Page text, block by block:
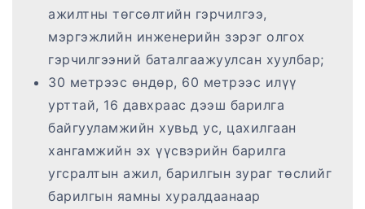
ажилтны төгсөлтийн гэрчилгээ,
мэргэжлийн инженерийн зэрэг олгох
гэрчилгээний баталгаажуулсан хуулбар;
30 метрээс өндөр, 60 метрээс илүү
урттай, 16 давхраас дээш барилга
байгууламжийн хувьд ус, цахилгаан
хангамжийн эх үүсвэрийн барилга
угсралтын ажил, барилгын зураг төслийг
барилгын яамны хуралдаанаар